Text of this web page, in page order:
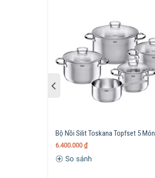
Bộ Nồi Silit Toskana Topfset 5 Món
6.400.000 ₫
So sánh